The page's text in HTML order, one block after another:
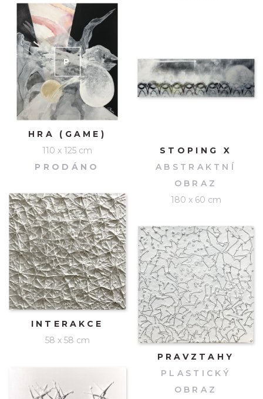
PRODÁNO
HRA (GAME)
110 x 125 cm
PRODÁNO
INTERAKCE
58 x 58 cm
STOPING X
ABSTRAKTNÍ
OBRAZ
180 x 60 cm
PRAVZTAHY
PLASTICKÝ
OBRAZ